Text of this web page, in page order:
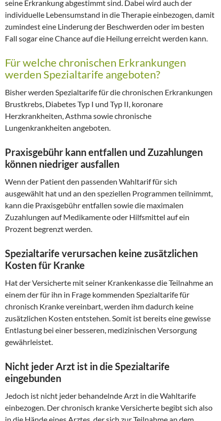
seine Erkrankung abgestimmt sind. Dabei wird auch der
individuelle Lebensumstand in die Therapie einbezogen, damit
zumindest eine Linderung der Beschwerden oder im besten
Fall sogar eine Chance auf die Heilung erreicht werden kann.
Für welche chronischen Erkrankungen
werden Spezialtarife angeboten?
Bisher werden Spezialtarife für die chronischen Erkrankungen
Brustkrebs, Diabetes Typ I und Typ II, koronare
Herzkrankheiten, Asthma sowie chronische
Lungenkrankheiten angeboten.
Praxisgebühr kann entfallen und Zuzahlungen
können niedriger ausfallen
Wenn der Patient den passenden Wahltarif für sich
ausgewählt hat und an den speziellen Programmen teilnimmt,
kann die Praxisgebühr entfallen sowie die maximalen
Zuzahlungen auf Medikamente oder Hilfsmittel auf ein
Prozent begrenzt werden.
Spezialtarife verursachen keine zusätzlichen
Kosten für Kranke
Hat der Versicherte mit seiner Krankenkasse die Teilnahme an
einem der für ihn in Frage kommenden Spezialtarife für
chronisch Kranke vereinbart, werden ihm dadurch keine
zusätzlichen Kosten entstehen. Somit ist bereits eine gewisse
Entlastung bei einer besseren, medizinischen Versorgung
gewährleistet.
Nicht jeder Arzt ist in die Spezialtarife
eingebunden
Jedoch ist nicht jeder behandelnde Arzt in die Wahltarife
einbezogen. Der chronisch kranke Versicherte begibt sich also